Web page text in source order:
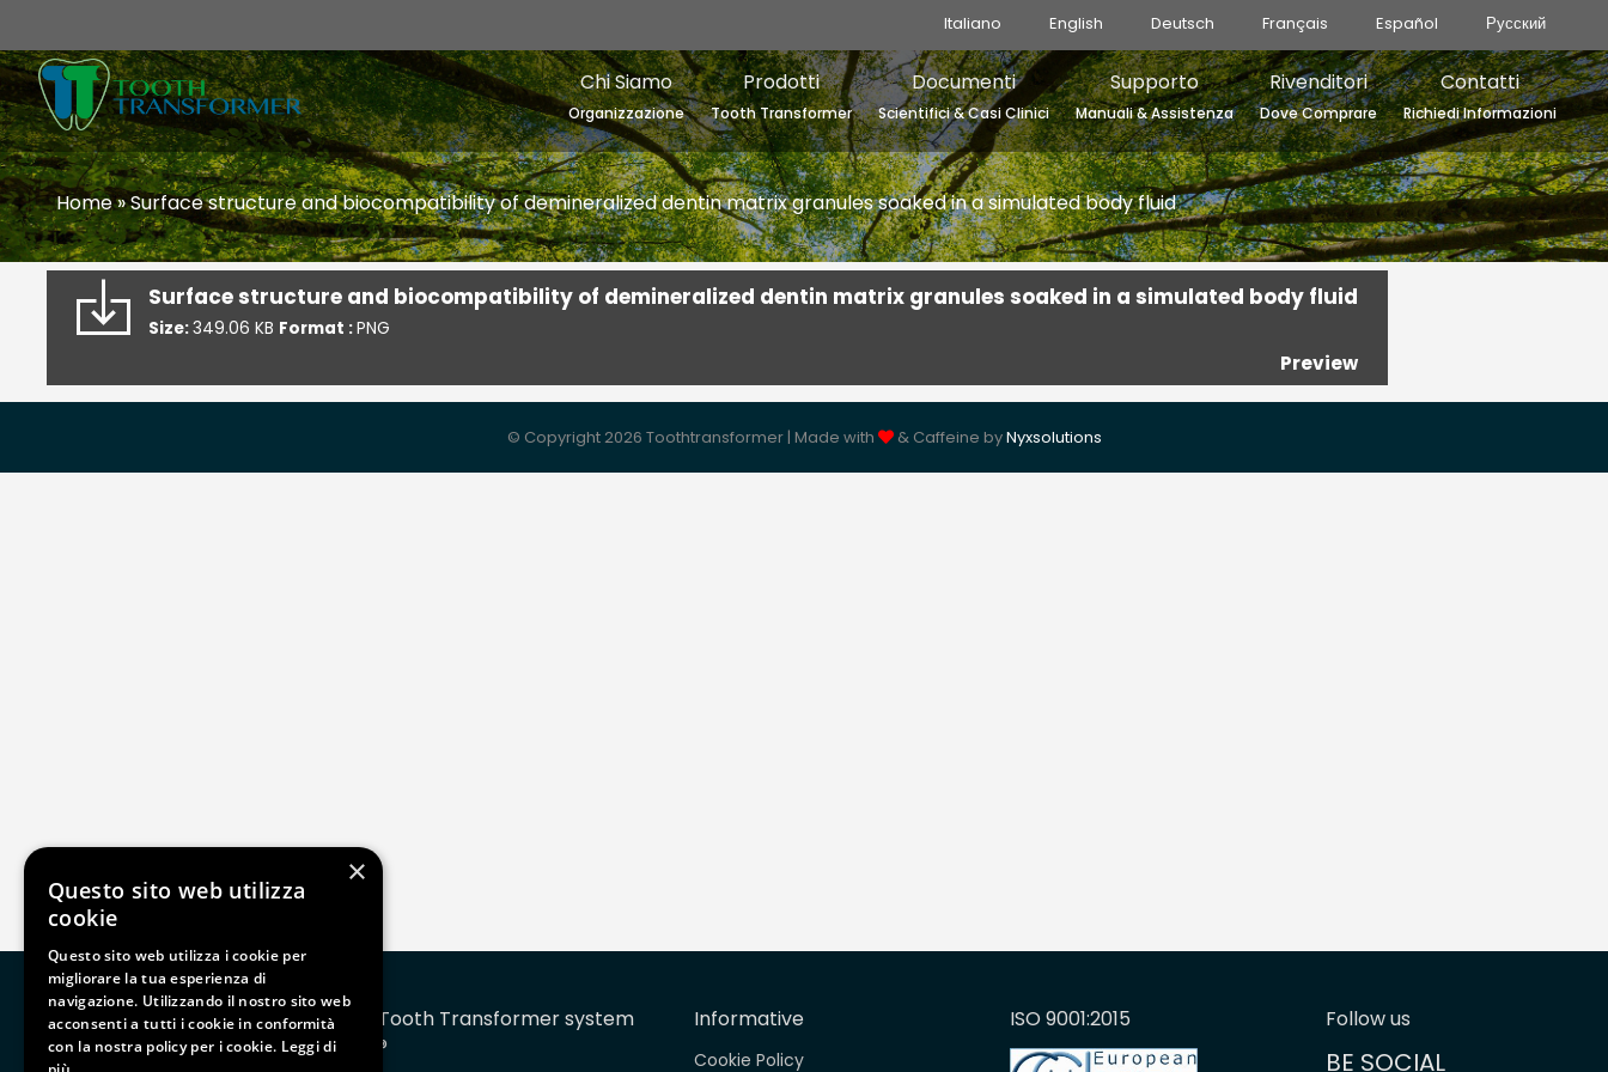
Italiano English Deutsch Français Español Русский
Chi Siamo
Organizzazione
Prodotti
Tooth Transformer
Documenti
Scientifici & Casi Clinici
Supporto
Manuali & Assistenza
Rivenditori
Dove Comprare
Contatti
Richiedi Informazioni
Home»Surface structure and biocompatibility of demineralized dentin matrix granules soaked in a simulated body fluid
Surface structure and biocompatibility of demineralized dentin matrix granules soaked in a simulated body fluid
Size:349.06 KB Format :PNG
Preview
TT TOOTH TRANSFORMER SRL
Tooth Transformer system
®
Informative
Cookie Policy
ISO 9001:2015 Follow us
BE SOCIAL
© Copyright 2026 Toothtransformer | Made with & Caffeine byNyxsolutions
×
Questo sito web utilizza
cookie
Questo sito web utilizza i cookie per
migliorare la tua esperienza di
navigazione. Utilizzando il nostro sito web
acconsenti a tutti i cookie in conformità
con la nostra policy per i cookie. Leggi di